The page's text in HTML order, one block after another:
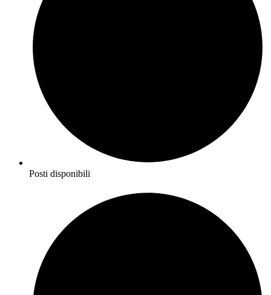
Posti disponibili